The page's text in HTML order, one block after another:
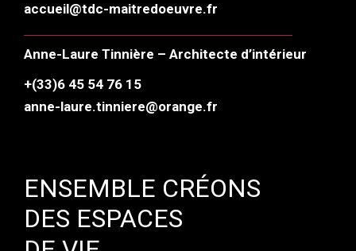
accueil@tdc-maitredoeuvre.fr
Anne-Laure Tinnière – Architecte d’intérieur
+(33)6 45 54 76 15
anne-laure.tinniere@orange.fr
ENSEMBLE CRÉONS
DES ESPACES